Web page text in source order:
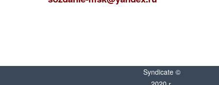
Syndicate ©